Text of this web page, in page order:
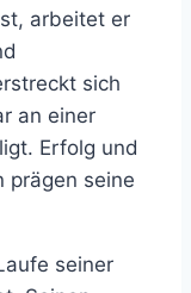
arbeitet er
sich
an einer
Erfolg und
prägen seine
seiner